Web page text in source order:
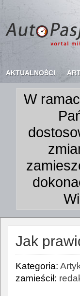
AKTUALNOŚCI
W
Jak
Kategoria:
zamieścił: